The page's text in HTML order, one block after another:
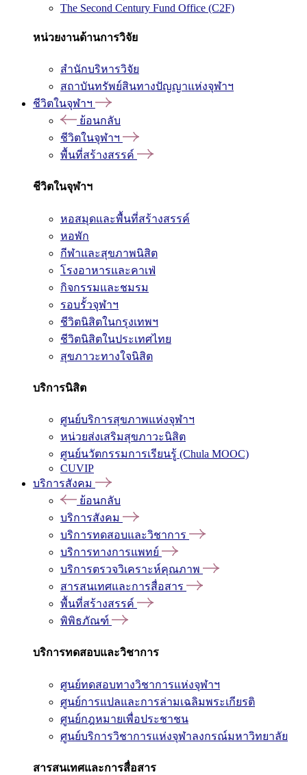
The Second Century Fund Office (C2F)
หน่วยงานด้านการวิจัย
สำนักบริหารวิจัย
สถาบันทรัพย์สินทางปัญญาแห่งจุฬาฯ
ชีวิตในจุฬาฯ
ย้อนกลับ
ชีวิตในจุฬาฯ
พื้นที่สร้างสรรค์
ชีวิตในจุฬาฯ
หอสมุดและพื้นที่สร้างสรรค์
หอพัก
กีฬาและสุขภาพนิสิต
โรงอาหารและคาเฟ่
กิจกรรมและชมรม
รอบรั้วจุฬาฯ
ชีวิตนิสิตในกรุงเทพฯ
ชีวิตนิสิตในประเทศไทย
สุขภาวะทางใจนิสิต
บริการนิสิต
ศูนย์บริการสุขภาพแห่งจุฬาฯ
หน่วยส่งเสริมสุขภาวะนิสิต
ศูนย์นวัตกรรมการเรียนรู้ (Chula MOOC)
CUVIP
บริการสังคม
ย้อนกลับ
บริการสังคม
บริการทดสอบและวิชาการ
บริการทางการแพทย์
บริการตรวจวิเคราะห์คุณภาพ
สารสนเทศและการสื่อสาร
พื้นที่สร้างสรรค์
พิพิธภัณฑ์
บริการทดสอบและวิชาการ
ศูนย์ทดสอบทางวิชาการแห่งจุฬาฯ
ศูนย์การแปลและการล่ามเฉลิมพระเกียรติ
ศูนย์กฎหมายเพื่อประชาชน
ศูนย์บริการวิชาการแห่งจุฬาลงกรณ์มหาวิทยาลัย
สารสนเทศและการสื่อสาร